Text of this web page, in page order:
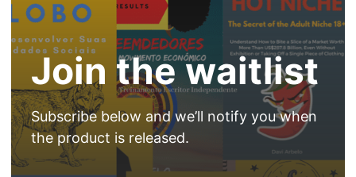
Join the waitlist
Subscribe below and we’ll notify you when
the product is released.